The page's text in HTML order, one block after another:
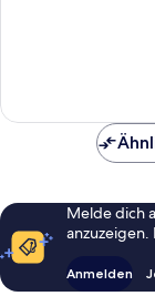
Melde dich
Anmelden